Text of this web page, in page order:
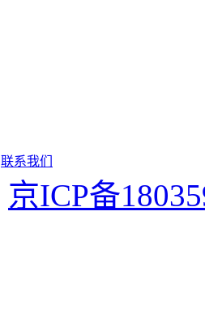
联系我们
京ICP备